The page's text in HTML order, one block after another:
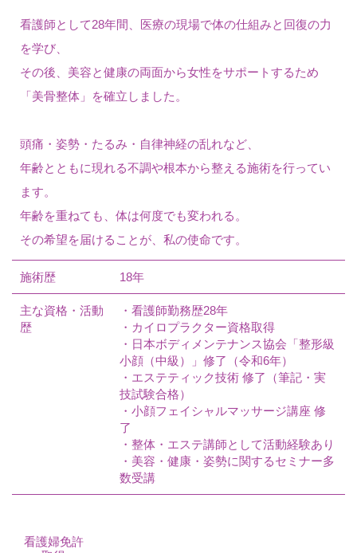
看護師として28年間、医療の現場で体の仕組みと回復の力
を学び、
その後、美容と健康の両面から女性をサポートするため
「美骨整体」を確立しました。
頭痛・姿勢・たるみ・自律神経の乱れなど、
年齢とともに現れる不調や根本から整える施術を行ってい
ます。
年齢を重ねても、体は何度でも変われる。
その希望を届けることが、私の使命です。
施術歴 18年
主な資格・活動
歴
・看護師勤務歴28年
・カイロプラクター資格取得
・日本ボディメンテナンス協会「整形級
小顔（中級）」修了（令和6年）
・エステティック技術 修了（筆記・実
技試験合格）
・小顔フェイシャルマッサージ講座 修
了
・整体・エステ講師として活動経験あり
・美容・健康・姿勢に関するセミナー多
数受講
看護婦免許